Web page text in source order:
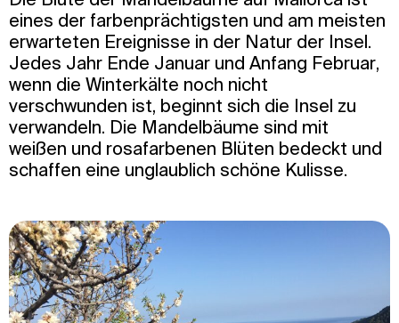
eines der farbenprächtigsten und am meisten
erwarteten Ereignisse in der Natur der Insel.
Jedes Jahr Ende Januar und Anfang Februar,
wenn die Winterkälte noch nicht
verschwunden ist, beginnt sich die Insel zu
verwandeln. Die Mandelbäume sind mit
weißen und rosafarbenen Blüten bedeckt und
schaffen eine unglaublich schöne Kulisse.